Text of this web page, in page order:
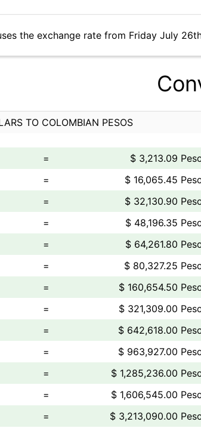
the exchange rate from Friday July
TO COLOMBIAN PESOS
=
$ 3,213.09
=
$ 16,065.45
=
$ 32,130.90
=
$ 48,196.35
=
$ 64,261.80
=
$ 80,327.25
=
$ 160,654.50
=
$ 321,309.00
=
$ 642,618.00
=
$ 963,927.00
=
$ 1,285,236.00
=
$ 1,606,545.00
= $ 3,213,090.00